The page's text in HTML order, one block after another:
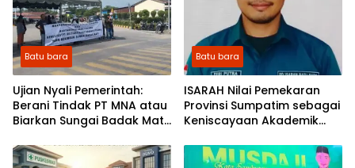
Mati.
Batu bara
Ujian Nyali Pemerintah:
Berani Tindak PT MNA atau
Biarkan Sungai Badak Mati
Batu bara
ISARAH Nilai Pemekaran
Provinsi Sumpatim sebagai
Keniscayaan Akademik